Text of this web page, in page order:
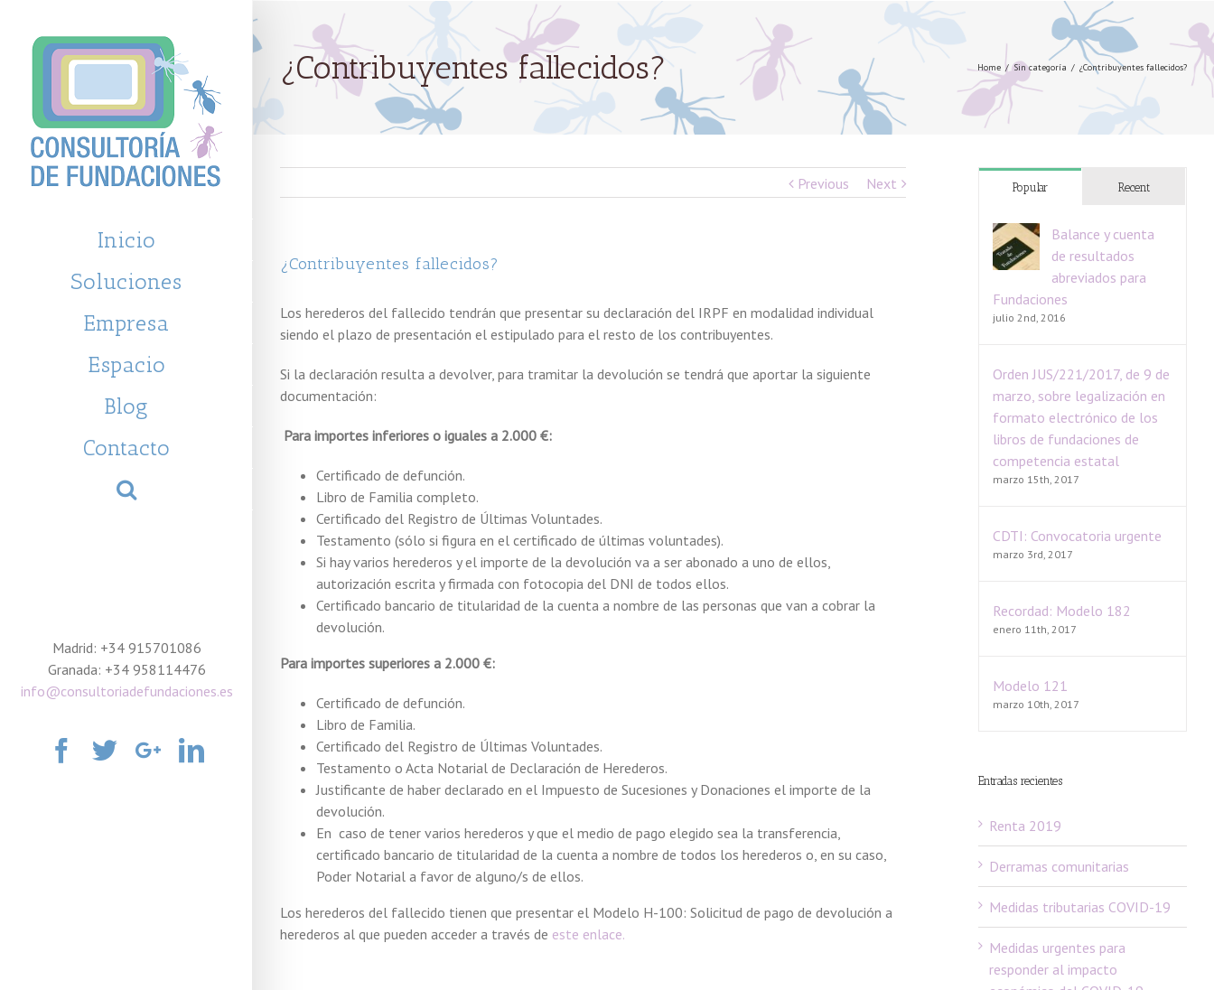
Inicio
Soluciones
Empresa
Espacio
Blog
Contacto
Madrid: +34 915701086
Granada: +34 958114476
info@consultoriadefundaciones.es
Facebook
TwitterGoogle+Linkedin
¿Contribuyentes fallecidos? Home / Sin categoría / ¿Contribuyentes fallecidos?
Previous Next
¿Contribuyentes fallecidos?
Los herederos del fallecido tendrán que presentar su declaración del IRPF en modalidad individual
siendo el plazo de presentación el estipulado para el resto de los contribuyentes.
Si la declaración resulta a devolver, para tramitar la devolución se tendrá que aportar la siguiente
documentación:
Para importes inferiores o iguales a 2.000 €:
Certificado de defunción.
Libro de Familia completo.
Certificado del Registro de Últimas Voluntades.
Testamento (sólo si figura en el certificado de últimas voluntades).
Si hay varios herederos y el importe de la devolución va a ser abonado a uno de ellos,
autorización escrita y firmada con fotocopia del DNI de todos ellos.
Certificado bancario de titularidad de la cuenta a nombre de las personas que van a cobrar la
devolución.
Para importes superiores a 2.000 €:
Certificado de defunción.
Libro de Familia.
Certificado del Registro de Últimas Voluntades.
Testamento o Acta Notarial de Declaración de Herederos.
Justificante de haber declarado en el Impuesto de Sucesiones y Donaciones el importe de la
devolución.
En caso de tener varios herederos y que el medio de pago elegido sea la transferencia,
certificado bancario de titularidad de la cuenta a nombre de todos los herederos o, en su caso,
Poder Notarial a favor de alguno/s de ellos.
Los herederos del fallecido tienen que presentar el Modelo H-100: Solicitud de pago de devolución a
herederos al que pueden acceder a través de este enlace.
Popular Recent
Balance y cuenta
de resultados
abreviados para
Fundaciones
julio 2nd, 2016
Orden JUS/221/2017, de 9 de
marzo, sobre legalización en
formato electrónico de los
libros de fundaciones de
competencia estatal
marzo 15th, 2017
CDTI: Convocatoria urgente
marzo 3rd, 2017
Recordad: Modelo 182
enero 11th, 2017
Modelo 121
marzo 10th, 2017
Entradas recientes
Renta 2019
Derramas comunitarias
Medidas tributarias COVID-19
Medidas urgentes para
responder al impacto